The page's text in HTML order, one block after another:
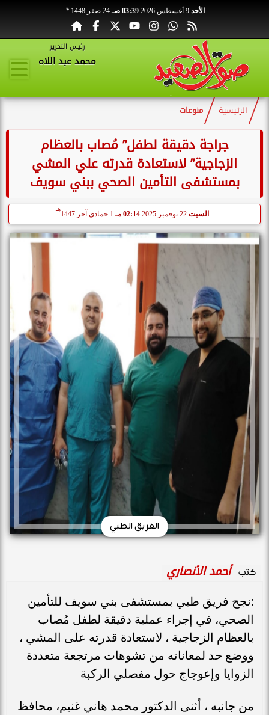
الأحد 03:39 صـ 24 صفر 1448 هـ
رئيس التحرير
محمد عبد اللاه
الرئيسية منوعات
جراجة دقيقة لطفل” مُصاب بالعظام
الزجاجية” لاستعادة قدرته علي المشي
بمستشفى التأمين الصحي ببني سويف
السبت 22 نوفمبر 2025 02:14 مـ 1 جمادى آخر 1447
هـ
الفريق الطبي
كتب أحمد الأنصاري
:نجح فريق طبي بمستشفى بني سويف للتأمين
الصحي، في إجراء عملية دقيقة لطفل مُصاب
بالعظام الزجاجية ، لاستعادة قدرته على المشي ،
ووضع حد لمعاناته من تشوهات مرتجعة متعددة
الزوايا وإعوجاج حول مفصلي الركبة
من جانبه ، أثنى الدكتور محمد هاني غنيم، محافظ